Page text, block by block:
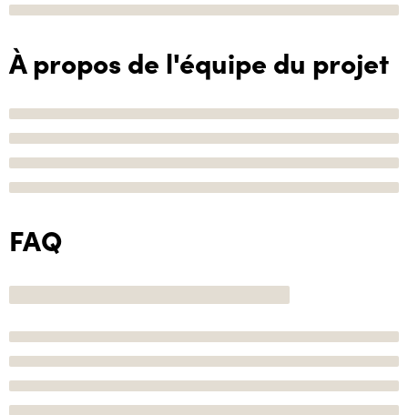
À propos de l'équipe du projet
FAQ